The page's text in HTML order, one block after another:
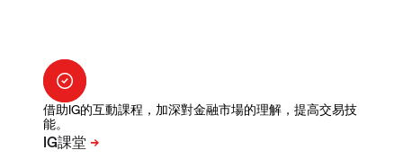
借助IG的互動課程，加深對金融市場的理解，提高交易技
能。